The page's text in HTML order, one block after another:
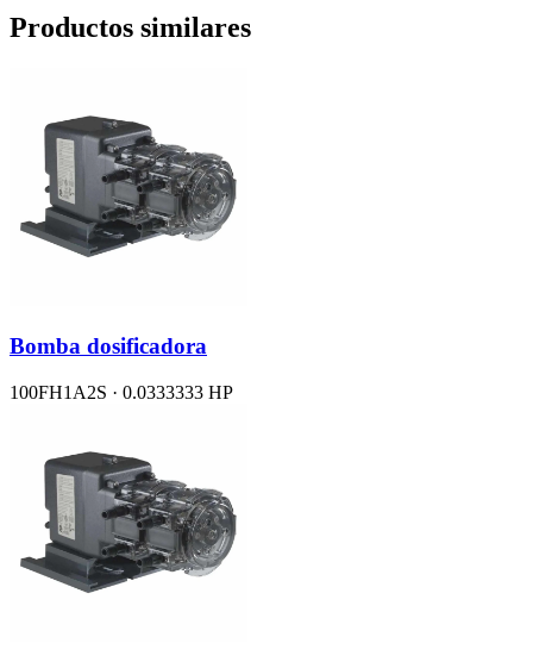
Productos similares
Bomba dosificadora
100FH1A2S · 0.0333333 HP